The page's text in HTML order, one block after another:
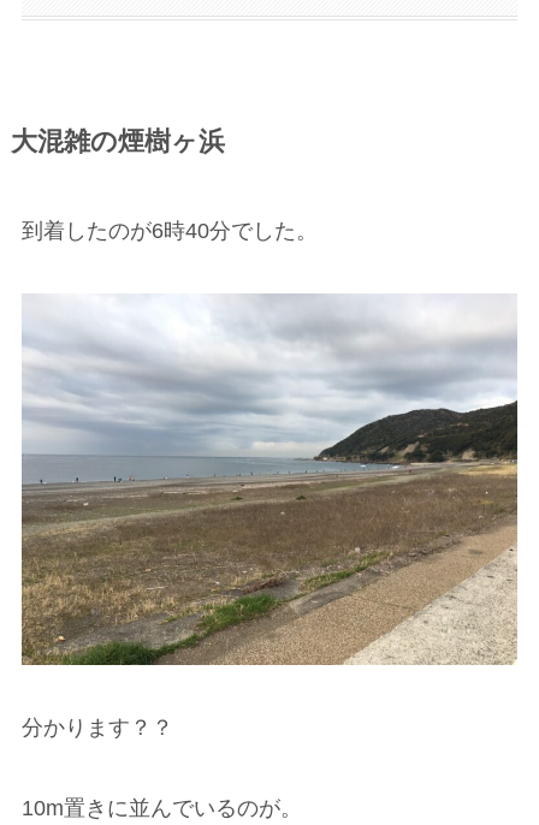
大混雑の煙樹ヶ浜
到着したのが6時40分でした。
分かります？？
10m置きに並んでいるのが。